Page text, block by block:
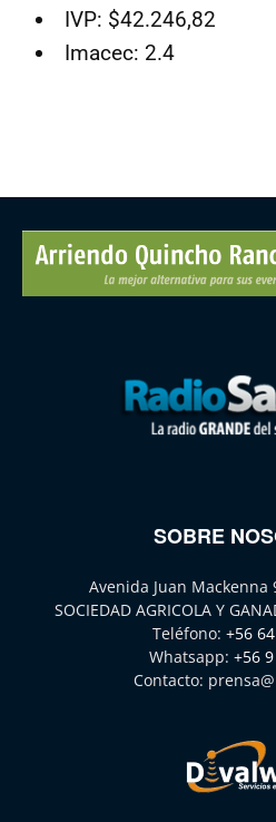
IVP: $42.246,82
Imacec: 2.4
SOBRE
Avenida Juan Mackenna
SOCIEDAD AGRICOLA Y
Teléfono: +56
Whatsapp: +56
Contacto: